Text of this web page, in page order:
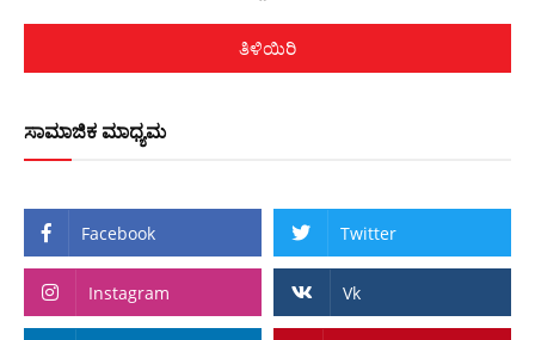
ತಿಳಿಯಿರಿ
ಸಾಮಾಜಿಕ ಮಾಧ್ಯಮ
Facebook Twitter
Instagram Vk